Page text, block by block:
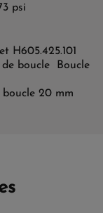
psi
H605.425.101
de boucle Boucle
20 mm